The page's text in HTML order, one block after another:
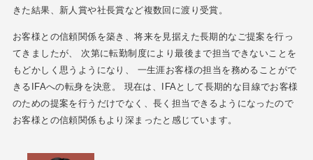
きた結果、新人賞や社長賞など複数回に渡り受賞。
お客様との信頼関係を築き、将来を見据えた長期的なご提案を行っ
てきましたが、 次第に転勤制度により最後まで担当できないことを
もどかしく思うようになり、 一生涯お客様の担当を務めることがで
きるIFAへの転身を決意。 現在は、IFAとして長期的な目線でお客様
のための提案を行うだけでなく、長く担当できるようになったので
お客様との信頼関係もより深まったと感じています。